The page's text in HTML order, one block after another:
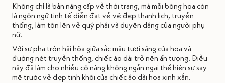
Không chỉ là bản nâng cấp về thời trang, mà mỗi bông hoa còn
là ngôn ngữ tinh tế diễn đạt về vẻ đẹp thanh lịch, truyền
thống, làm tôn lên vẻ quý phái và duyên dáng của người phụ
nữ.
Với sự pha trộn hài hòa giữa sắc màu tươi sáng của hoa và
đường nét truyền thống, chiếc áo dài trở nên ấn tượng. Điều
này đã làm cho nhiều cô nàng không ngần ngại thể hiện sự say
mê trước vẻ đẹp tinh khôi của chiếc áo dài hoa xinh xắn.